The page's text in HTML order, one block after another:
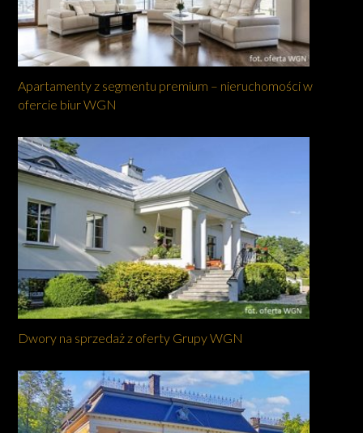
Apartamenty z segmentu premium – nieruchomości w
ofercie biur WGN
Dwory na sprzedaż z oferty Grupy WGN